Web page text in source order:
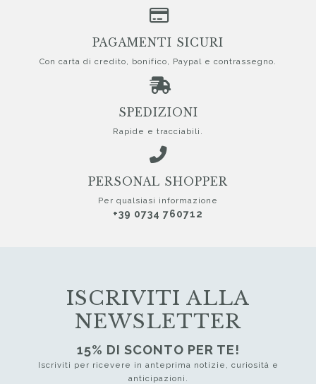
ISCRIVITI ALLA
NEWSLETTER
15% DI SCONTO PER TE!
Iscriviti per ricevere in anteprima notizie, curiosità e
anticipazioni.
PAGAMENTI SICURI
Con carta di credito, bonifico, Paypal e contrassegno.
SPEDIZIONI
Rapide e tracciabili.
PERSONAL SHOPPER
Per qualsiasi informazione
+39 0734 760712